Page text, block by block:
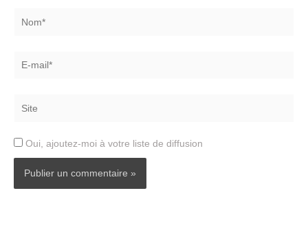
mail*
Oui, ajoutez-moi à votre liste de diffusion